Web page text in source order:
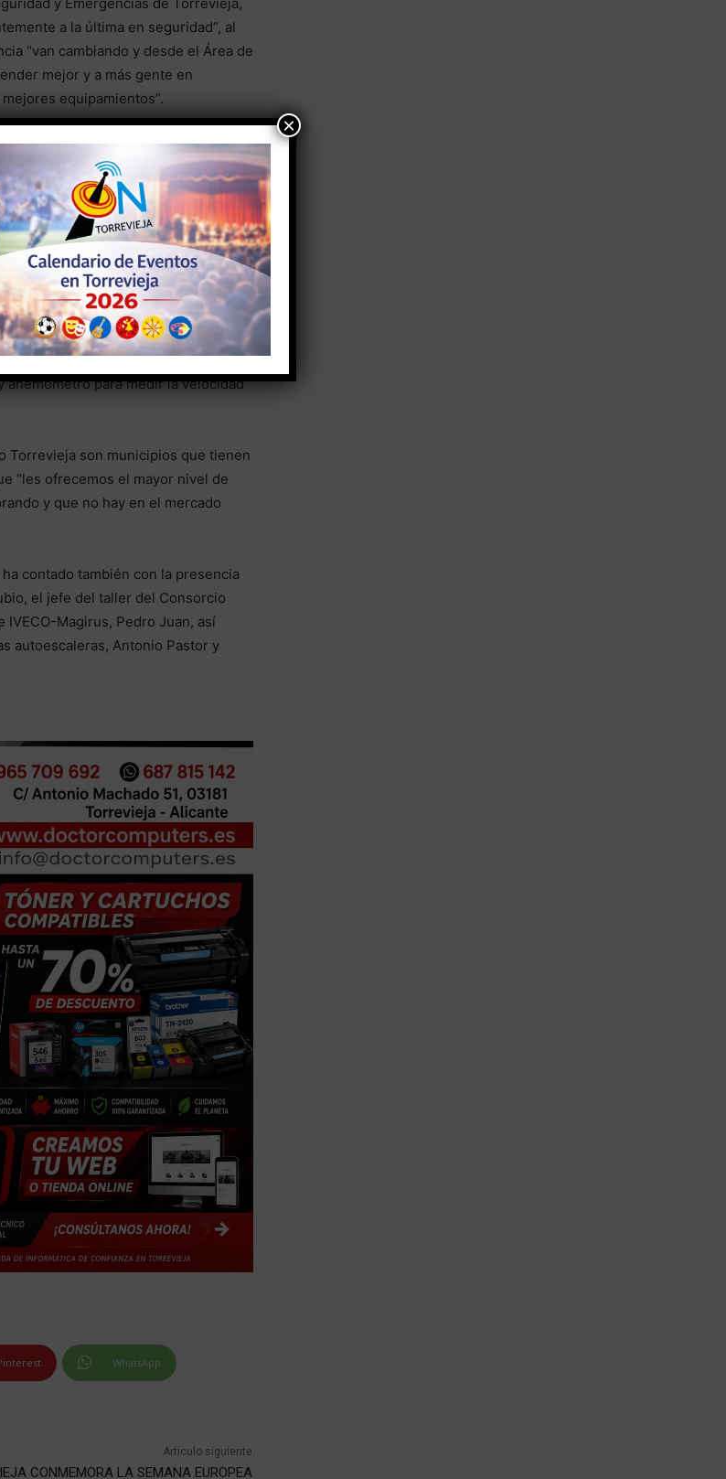
y Emergencias de Torrevieja,
a la última en seguridad”, al
“van cambiando y desde el Área de
mejor y a más gente en
equipamientos”.
que hasta la fecha no se
sobrepeso, llegado el caso”, ha
a este tipo de inversiones
a pesar de que en su momento eran
porque la seguridad es lo
giratoria de 360º, además de
400 kg. Disponen también de porta
sensores de anticolisión,
anemómetro para medir la velocidad
Torrevieja son municipios que tienen
“les ofrecemos el mayor nivel de
y que no hay en el mercado
contado también con la presencia
el jefe del taller del Consorcio
Magirus, Pedro Juan, así
autoescaleras, Antonio Pastor y
WhatsApp
Artículo siguiente
CONMEMORA LA SEMANA EUROPEA
×